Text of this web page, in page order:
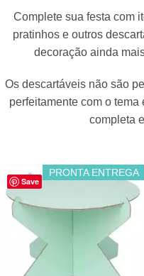
Complete sua festa com
pratinhos e outros
decoração ainda
Os descartáveis não são
perfeitamente com o tema
completa
Save
PRONTA ENTREGA